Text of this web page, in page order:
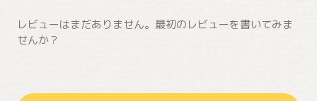
レビューはまだありません。最初のレビューを書いてみま
せんか？